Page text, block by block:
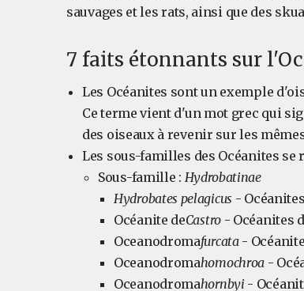
sauvages et les rats, ainsi que des
7 faits étonnants sur
Les Océanites sont un exemple
Ce terme vient d'un mot grec qui
des oiseaux à revenir sur les
Les sous-familles des Océanites
Sous-famille : Hydrobatinae
Hydrobates pelagicus -
Océanite deCastro- Océanites
Oceanodromafurcata-
Oceanodromahomochroa -
Oceanodromahornbyi -